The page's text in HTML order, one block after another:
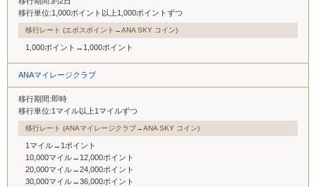
移行単位:1,000ポイント以上1,000ポイントずつ
移行レート (エポスポイント→ANA SKY コイン)
1,000ポイント→1,000ポイント
ANAマイレージクラブ
移行期間:即時
移行単位:1マイル以上1マイルずつ
移行レート (ANAマイレージクラブ→ANA SKY コイン)
1マイル→1ポイント
10,000マイル→12,000ポイント
20,000マイル→24,000ポイント
30,000マイル→36,000ポイント